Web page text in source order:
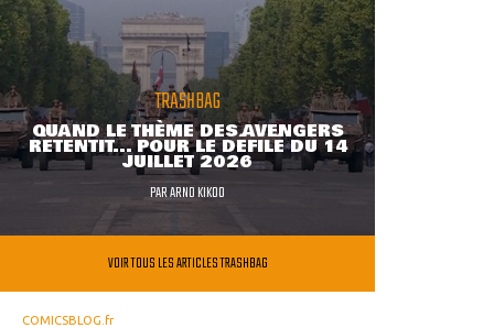
TRASHBAG
QUAND LE THÈME DES AVENGERS
RETENTIT... POUR LE DÉFILÉ DU 14
JUILLET 2026
PARARNO KIKOO
VOIR TOUS LES ARTICLES TRASHBAG
COMICSBLOG.fr